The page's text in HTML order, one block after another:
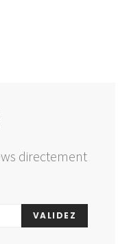
directement
VALIDEZ